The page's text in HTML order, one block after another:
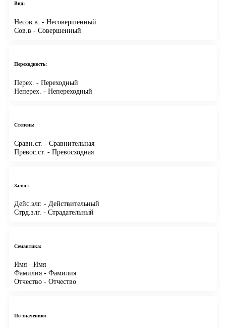
Вид:
Несов.в. - Несовершенный
Сов.в - Совершенный
Переходность:
Перех. - Переходный
Неперех. - Непереходный
Степень:
Сравн.ст. - Сравнительная
Превос.ст. - Превосходная
Залог:
Дейс.злг. - Действительный
Стрд.злг. - Страдательный
Семантика:
Имя - Имя
Фамилия - Фамилия
Отчество - Отчество
По значению: